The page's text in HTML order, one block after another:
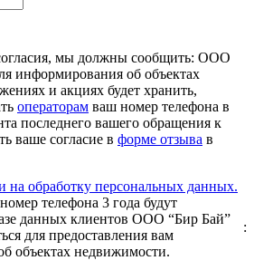
мы должны сообщить: ООО
информирования об объектах
и акциях будет хранить,
операторам ваш номер телефона в
последнего вашего обращения к
ваше согласие в форме отзыва в
на обработку персональных данных.
телефона 3 года будут
данных клиентов ООО “Бир Бай”
для предоставления вам
объектах недвижимости.
: